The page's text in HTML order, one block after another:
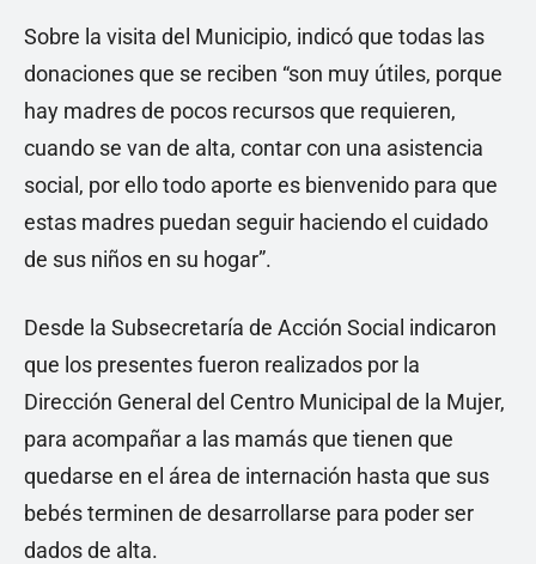
Sobre la visita del Municipio, indicó que todas las
donaciones que se reciben “son muy útiles, porque
hay madres de pocos recursos que requieren,
cuando se van de alta, contar con una asistencia
social, por ello todo aporte es bienvenido para que
estas madres puedan seguir haciendo el cuidado
de sus niños en su hogar”.
Desde la Subsecretaría de Acción Social indicaron
que los presentes fueron realizados por la
Dirección General del Centro Municipal de la Mujer,
para acompañar a las mamás que tienen que
quedarse en el área de internación hasta que sus
bebés terminen de desarrollarse para poder ser
dados de alta.